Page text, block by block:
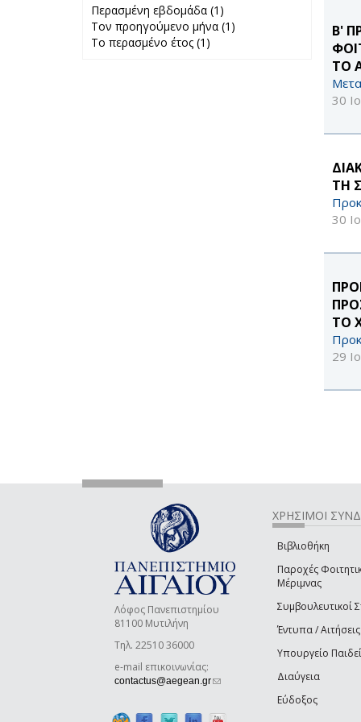
Β'
ΤΟ
30
ΤΗ
30
ΤΟ
29
Περασμένη εβδομάδα (1)
Περασμένη
Τον προηγούμενο μήνα (1)
Το περασμένο έτος (1)
Λόφος Πανεπιστημίου
81100 Μυτιλήνη
Τηλ. 22510 36000
e-mail επικοινωνίας:
contactus@aegean.gr(link sends e-mail)
ΧΡΗΣΙΜΟΙ
Βιβλιοθήκη
Παροχές
Μέριμνας
Συμβουλευτικοί
Έντυπα / Αιτήσεις
Υπουργείο
Διαύγεια
Εύδοξος